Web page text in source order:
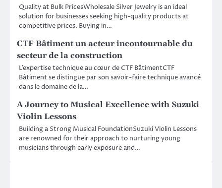
Quality at Bulk PricesWholesale Silver Jewelry is an ideal
solution for businesses seeking high-quality products at
competitive prices. Buying in…
CTF Bâtiment un acteur incontournable du
secteur de la construction
L’expertise technique au cœur de CTF BâtimentCTF
Bâtiment se distingue par son savoir-faire technique avancé
dans le domaine de la…
A Journey to Musical Excellence with Suzuki
Violin Lessons
Building a Strong Musical FoundationSuzuki Violin Lessons
are renowned for their approach to nurturing young
musicians through early exposure and…